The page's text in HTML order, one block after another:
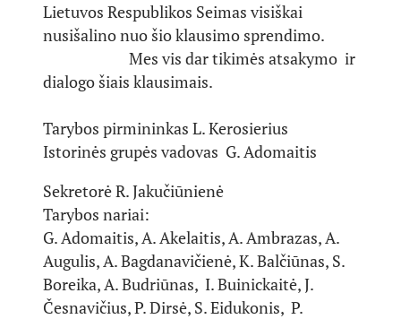
Lietuvos Respublikos Seimas visiškai
nusišalino nuo šio klausimo sprendimo.
Mes vis dar tikimės atsakymo ir
dialogo šiais klausimais.
Tarybos pirmininkas L. Kerosierius
Istorinės grupės vadovas G. Adomaitis
Sekretorė R. Jakučiūnienė
Tarybos nariai:
G. Adomaitis, A. Akelaitis, A. Ambrazas, A.
Augulis, A. Bagdanavičienė, K. Balčiūnas, S.
Boreika, A. Budriūnas, I. Buinickaitė, J.
Česnavičius, P. Dirsė, S. Eidukonis, P.